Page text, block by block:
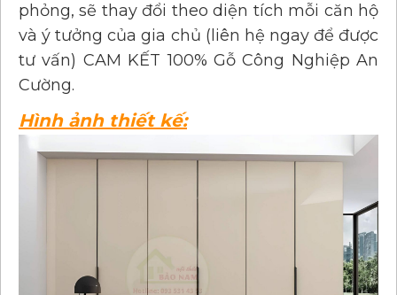
phỏng, sẽ thay đổi theo diện tích mỗi căn hộ
và ý tưởng của gia chủ (liên hệ ngay để được
tư vấn) CAM KẾT 100% Gỗ Công Nghiệp An
Cường.
Hình ảnh thiết kế: